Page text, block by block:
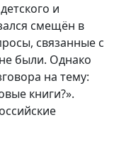
и
смещён в
связанные с
были. Однако
на тему:
книги?».